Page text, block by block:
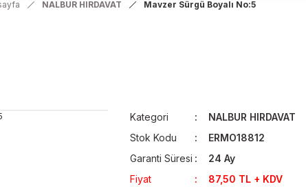
NALBUR HIRDAVAT Mavzer Sürgü Boyalı No:5
Kategori
NALBUR HIRDAVAT
Stok Kodu
ERMO18812
Garanti Süresi
24 Ay
Fiyat
87,50 TL + KDV